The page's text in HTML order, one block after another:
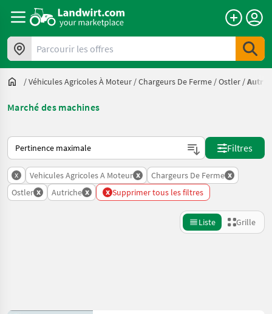
Parcourir les offres
/Véhicules Agricoles À Moteur /Chargeurs De Ferme /Ostler /
Marché des machines
Voici comment les annonces sont triées sur Landwirt.com
Filtres
x Vehicules Agricoles A Moteur x Chargeurs De Ferme x
Ostler x Autriche x x Supprimer tous les filtres
Liste Grille